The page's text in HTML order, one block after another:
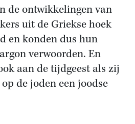
de ontwikkelingen van
uit de Griekse hoek
en konden dus hun
verwoorden. En
aan de tijdgeest als zij
de joden een joodse